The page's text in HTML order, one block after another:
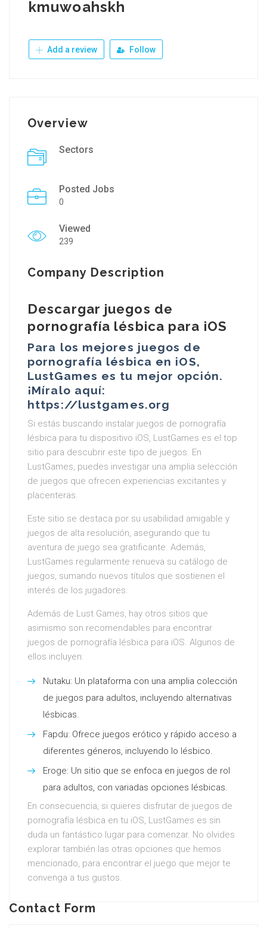
kmuwoahskh
Add a review Follow
Overview
Sectors
Posted Jobs
0
Viewed
239
Company Description
Descargar juegos de
pornografía lésbica para iOS
Para los mejores juegos de
pornografía lésbica en iOS,
LustGames es tu mejor opción.
¡Míralo aquí:
https://lustgames.org
Si estás buscando instalar juegos de pornografía
lésbica para tu dispositivo iOS, LustGames es el top
sitio para descubrir este tipo de juegos. En
LustGames, puedes investigar una amplia selección
de juegos que ofrecen experiencias excitantes y
placenteras.
Este sitio se destaca por su usabilidad amigable y
juegos de alta resolución, asegurando que tu
aventura de juego sea gratificante. Además,
LustGames regularmente renueva su catálogo de
juegos, sumando nuevos títulos que sostienen el
interés de los jugadores.
Además de Lust Games, hay otros sitios que
asimismo son recomendables para encontrar
juegos de pornografía lésbica para iOS. Algunos de
ellos incluyen:
Nutaku: Un plataforma con una amplia colección
de juegos para adultos, incluyendo alternativas
lésbicas.
Fapdu: Ofrece juegos erótico y rápido acceso a
diferentes géneros, incluyendo lo lésbico.
Eroge: Un sitio que se enfoca en juegos de rol
para adultos, con variadas opciones lésbicas.
En consecuencia, si quieres disfrutar de juegos de
pornografía lésbica en tu iOS, LustGames es sin
duda un fantástico lugar para comenzar. No olvides
explorar también las otras opciones que hemos
mencionado, para encontrar el juego que mejor te
convenga a tus gustos.
Contact Form